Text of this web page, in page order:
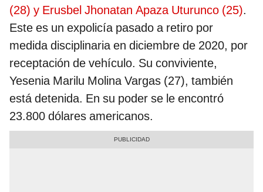
(28) y Erusbel Jhonatan Apaza Uturunco (25).
Este es un expolicía pasado a retiro por
medida disciplinaria en diciembre de 2020, por
receptación de vehículo. Su conviviente,
Yesenia Marilu Molina Vargas (27), también
está detenida. En su poder se le encontró
23.800 dólares americanos.